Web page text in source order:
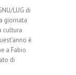
LUG di
giornata
cultura
è
a Fabio
di